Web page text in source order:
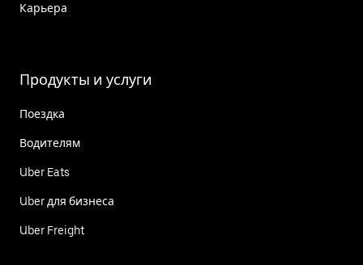
Карьера
Продукты и услуги
Поездка
Водителям
Uber Eats
Uber для бизнеса
Uber Freight